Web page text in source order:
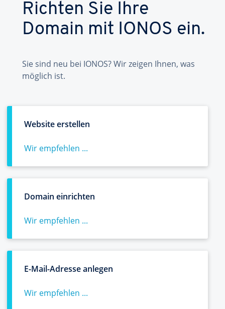
Richten Sie Ihre
Domain mit IONOS ein.
Sie sind neu bei IONOS? Wir zeigen Ihnen, was
möglich ist.
Website erstellen
Wir empfehlen ...
Domain einrichten
Wir empfehlen ...
E-Mail-Adresse anlegen
Wir empfehlen ...